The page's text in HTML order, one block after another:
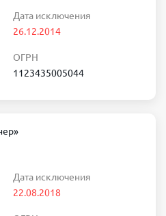
Дата исключения
26.12.2014
ОГРН
1123435005044
Дата исключения
22.08.2018